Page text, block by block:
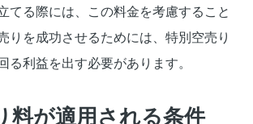
てる際には、この料金を考慮すること
りを成功させるためには、特別空売り
る利益を出す必要があります。
料が適用される条件